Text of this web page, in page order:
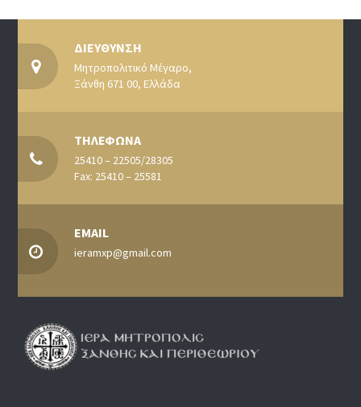
ΔΙΕΥΘΥΝΣΗ
Μητροπολιτικό Μέγαρο,
Ξάνθη 671 00, Ελλάδα
ΤΗΛΕΦΩΝΑ
25410 – 22505/28305
Fax: 25410 – 25581
EMAIL
ieramxp@gmail.com